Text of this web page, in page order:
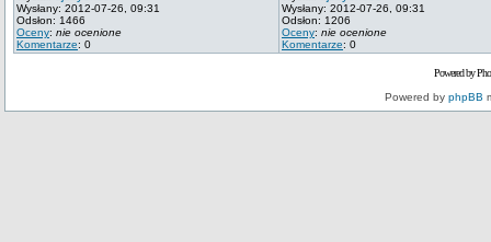
Wysłany: 2012-07-26, 09:31
Odsłon: 1466
Oceny: nie ocenione
Komentarze: 0
Wysłany: 2012-07-26, 09:31
Odsłon: 1206
Oceny: nie ocenione
Komentarze: 0
Powered by
Powered by phpBB